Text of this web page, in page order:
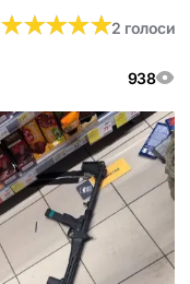
938
★★★★★
★★★★★2 голоси